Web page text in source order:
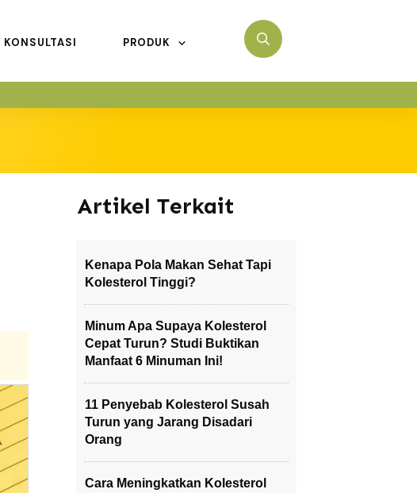
KONSULTASI PRODUK
Artikel Terkait
Kenapa Pola Makan Sehat Tapi
Kolesterol Tinggi?
Minum Apa Supaya Kolesterol
Cepat Turun? Studi Buktikan
Manfaat 6 Minuman Ini!
11 Penyebab Kolesterol Susah
Turun yang Jarang Disadari
Orang
Cara Meningkatkan Kolesterol